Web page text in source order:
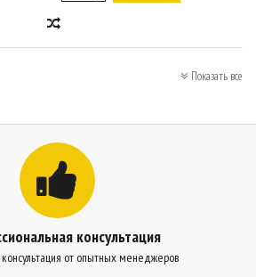
Показать все
консультация
от опытных менеджеров